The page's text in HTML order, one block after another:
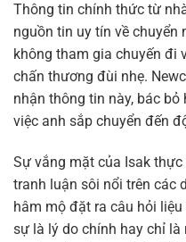
Thông tin chính thức từ
nguồn tin uy tín về chuyển
không tham gia chuyến đi
chấn thương đùi nhẹ.
nhận thông tin này, bác
việc anh sắp chuyển đến
Sự vắng mặt của Isak
tranh luận sôi nổi trên các
hâm mộ đặt ra câu hỏi
sự là lý do chính hay chỉ